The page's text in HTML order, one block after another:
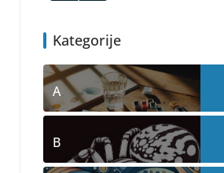
Kategorije
A
B